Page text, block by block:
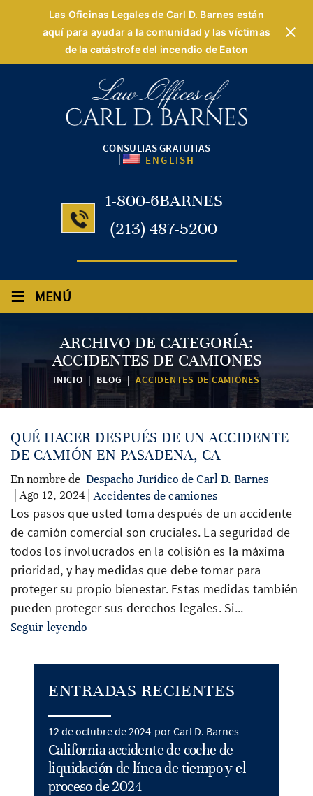
Las Oficinas Legales de Carl D. Barnes están
aquí para ayudar a la comunidad y las víctimas
de la catástrofe del incendio de Eaton
CONSULTAS GRATUITAS
| ENGLISH
1-800-6BARNES
(213) 487-5200
≡ MENÚ
ARCHIVO DE CATEGORÍA:
ACCIDENTES DE CAMIONES
INICIO | BLOG |ACCIDENTES DE CAMIONES
QUÉ HACER DESPUÉS DE UN ACCIDENTE
DE CAMIÓN EN PASADENA, CA
En nombre de Despacho Jurídico de Carl D. Barnes
| Ago 12, 2024 |
Accidentes de camiones
Los pasos que usted toma después de un accidente
de camión comercial son cruciales. La seguridad de
todos los involucrados en la colisión es la máxima
prioridad, y hay medidas que debe tomar para
proteger su propio bienestar. Estas medidas también
pueden proteger sus derechos legales. Si...
Seguir leyendo
ENTRADAS RECIENTES
12 de octubre de 2024 por Carl D. Barnes
California accidente de coche de
liquidación de línea de tiempo y el
proceso de 2024